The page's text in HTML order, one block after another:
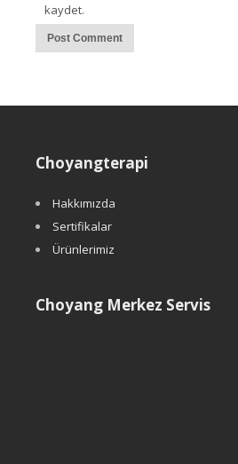
kaydet.
Choyangterapi
Hakkımızda
Sertifikalar
Ürünlerimiz
Choyang Merkez Servis